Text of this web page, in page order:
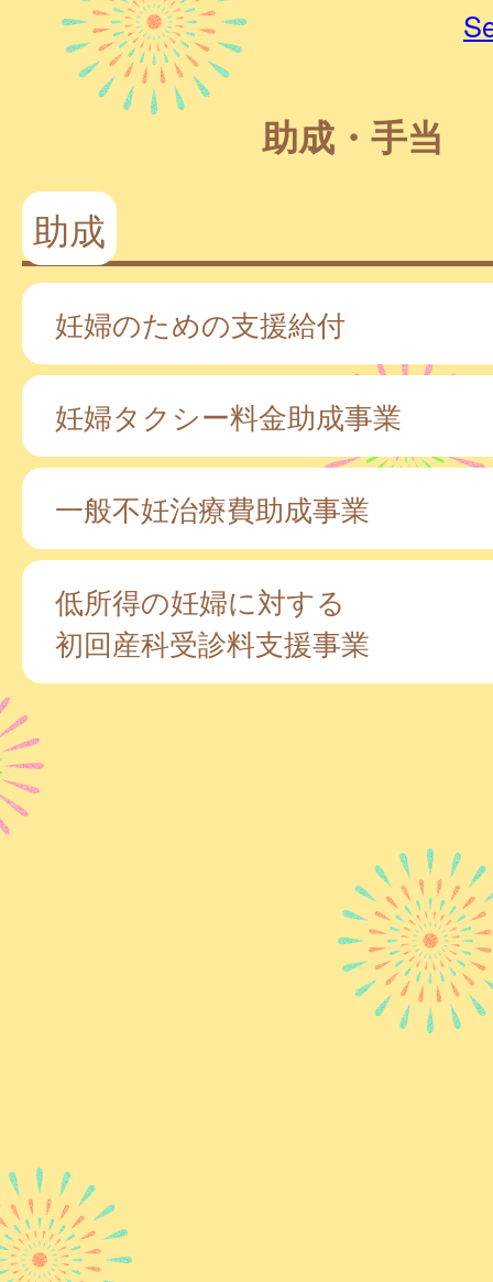
助成・手当
助成
妊婦のための支援給付
妊婦タクシー料金助成事業
一般不妊治療費助成事業
低所得の妊婦に対する
初回産科受診料支援事業